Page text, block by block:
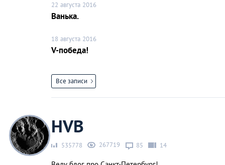
22 августа 2016
Ванька.
18 августа 2016
V-победа!
Все записи
HVB
535778 267719 85 14